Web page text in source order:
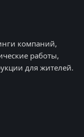
компаний,
работы,
для жителей.